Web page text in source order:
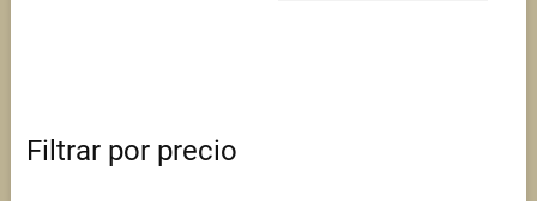
Filtrar por precio